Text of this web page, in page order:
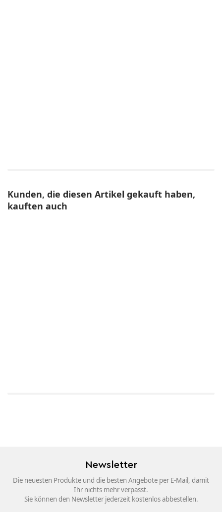
Kunden, die diesen Artikel gekauft haben,
kauften auch
Newsletter
Die neuesten Produkte und die besten Angebote per E-Mail, damit
Ihr nichts mehr verpasst.
Sie können den Newsletter jederzeit kostenlos abbestellen.